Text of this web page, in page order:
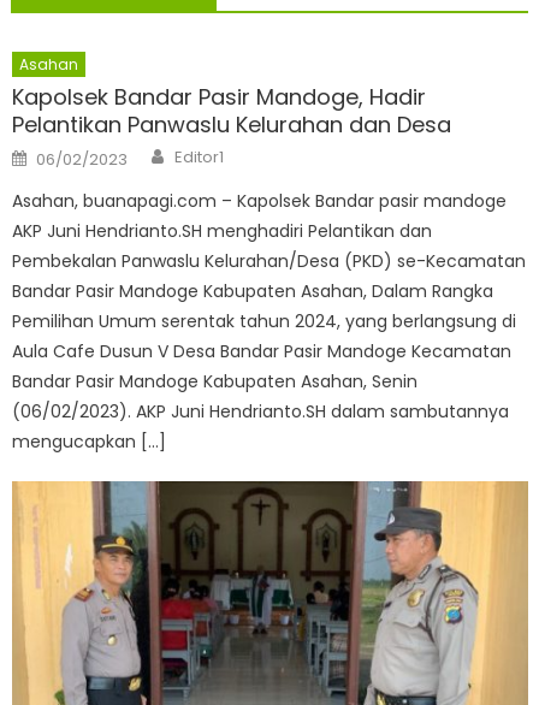
Asahan
Kapolsek Bandar Pasir Mandoge, Hadir
Pelantikan Panwaslu Kelurahan dan Desa
Posted
on
06/02/2023 Author
Editor1
Asahan, buanapagi.com – Kapolsek Bandar pasir mandoge
AKP Juni Hendrianto.SH menghadiri Pelantikan dan
Pembekalan Panwaslu Kelurahan/Desa (PKD) se-Kecamatan
Bandar Pasir Mandoge Kabupaten Asahan, Dalam Rangka
Pemilihan Umum serentak tahun 2024, yang berlangsung di
Aula Cafe Dusun V Desa Bandar Pasir Mandoge Kecamatan
Bandar Pasir Mandoge Kabupaten Asahan, Senin
(06/02/2023). AKP Juni Hendrianto.SH dalam sambutannya
mengucapkan […]